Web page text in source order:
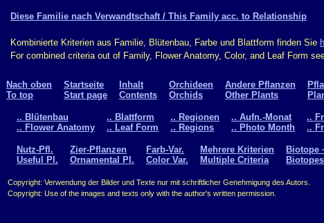
Diese Familie nach Verwandtschaft / This Family acc. to Relationship
Kombinierte Kriterien aus Familie, Blütenbau, Farbe und Blattform finden Sie
For combined criteria out of Family, Flower Anatomy, Color, and Leaf Form
Nach oben
To top
Startseite
Start page
Inhalt
Contents
Orchideen
Orchids
Andere Pflanzen
Other Plants
.. Blütenbau
.. Flower Anatomy
.. Blattform
.. Leaf Form
.. Regionen
.. Regions
.. Aufn.-Monat
.. Photo Month
..
..
Nutz-Pfl.
Useful Pl.
Zier-Pflanzen
Ornamental Pl.
Farb-Var.
Color Var.
Mehrere Kriterien
Multiple Criteria
Biotope
Copyright: Verwendung der Bilder und Texte nur mit schriftlicher Genehmigung des Autors.
Copyright: Use of the images and texts only with the author's written permission.